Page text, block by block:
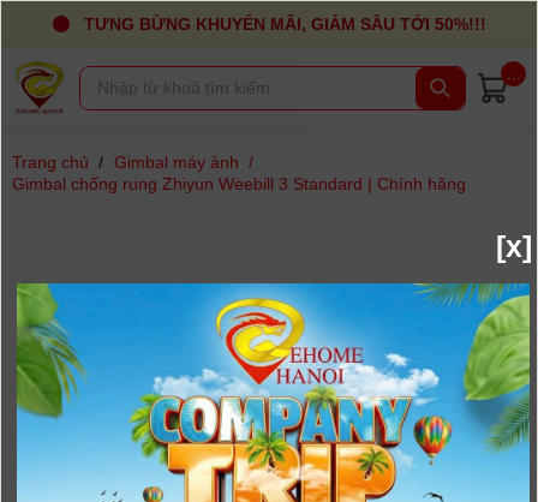
TƯNG BỪNG KHUYẾN MÃI, GIẢM SÂU TỚI 50%!!!
Trang chủ / Gimbal máy ảnh /
Gimbal chống rung Zhiyun Weebill 3 Standard | Chính hãng
[x]